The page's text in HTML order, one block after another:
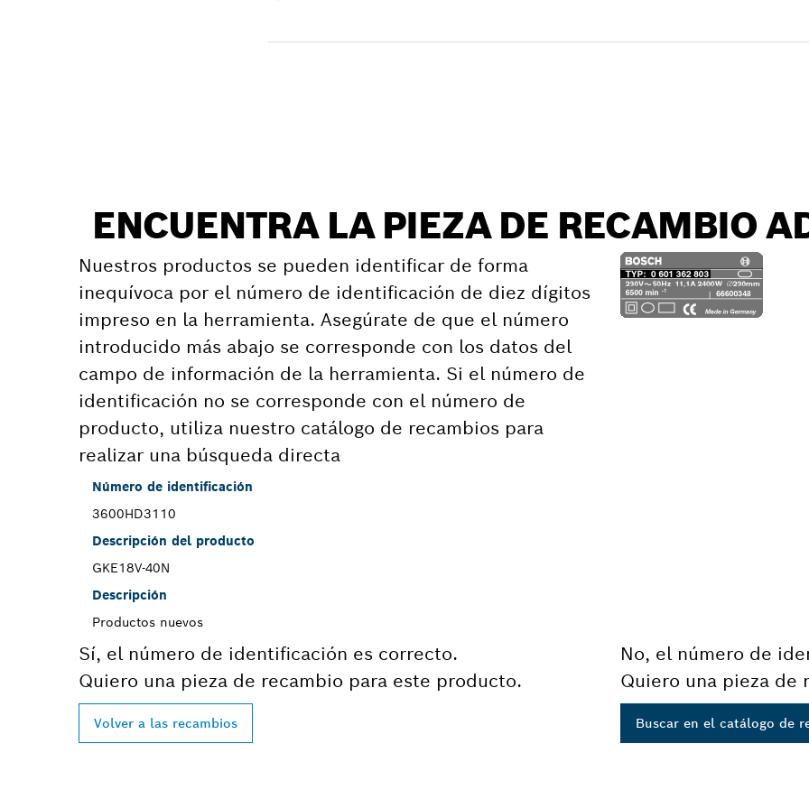
ENCUENTRA LA PIEZA DE RECAMBIO
Nuestros productos se pueden identificar de forma
inequívoca por el número de identificación de diez dígitos
impreso en la herramienta. Asegúrate de que el número
introducido más abajo se corresponde con los datos del
campo de información de la herramienta. Si el número de
identificación no se corresponde con el número de
producto, utiliza nuestro catálogo de recambios para
realizar una búsqueda directa
Número de identificación
3600HD3110
Descripción del producto
GKE18V-40N
Descripción
Productos nuevos
Sí, el número de identificación es correcto.
Quiero una pieza de recambio para este producto.
Volver a las recambios
No, el número de
Quiero una pieza de
Buscar en el catálogo de